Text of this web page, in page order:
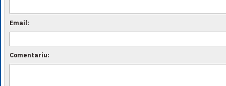
Email:
Comentariu: